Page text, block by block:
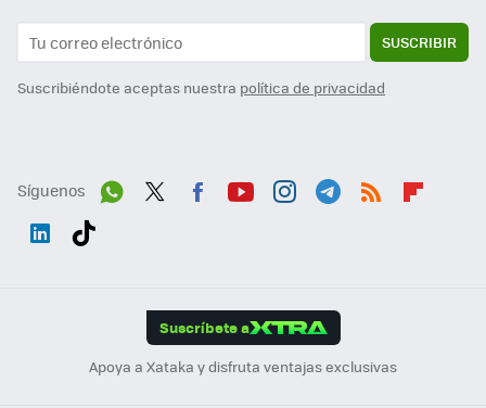
SUSCRIBIR
Suscribiéndote aceptas nuestra política de privacidad
Síguenos
Suscríbete a
Apoya a Xataka y disfruta ventajas exclusivas